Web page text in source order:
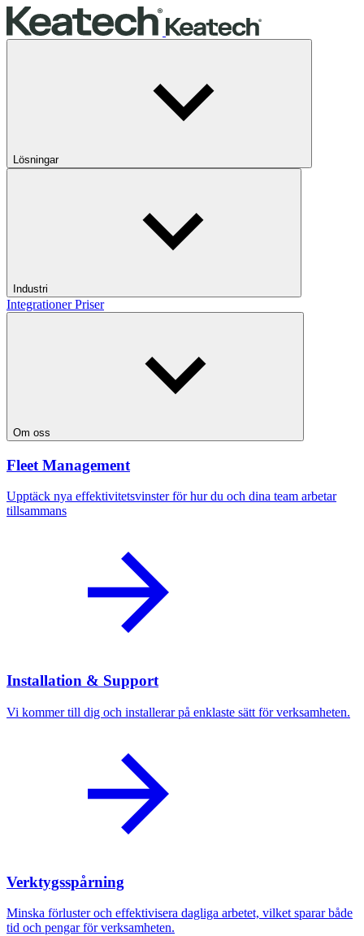
Lösningar
Industri
Integrationer Priser
Om oss
Fleet Management
Upptäck nya effektivitetsvinster för hur du och dina team arbetar
tillsammans
Installation & Support
Vi kommer till dig och installerar på enklaste sätt för verksamheten.
Verktygsspårning
Minska förluster och effektivisera dagliga arbetet, vilket sparar både
tid och pengar för verksamheten.